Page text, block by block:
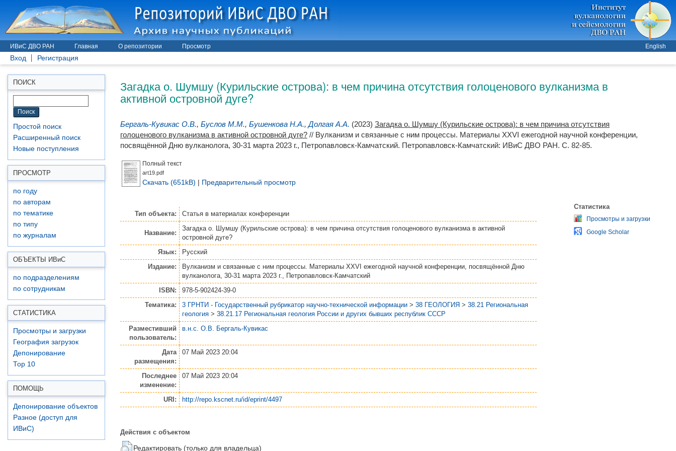
ИВиС ДВО РАН Главная О репозитории Просмотр English
Вход Регистрация
ПОИСК
Простой поиск
Расширенный поиск
Новые поступления
ПРОСМОТР
по году
по авторам
по тематике
по типу
по журналам
ОБЪЕКТЫ ИВиС
по подразделениям
по сотрудникам
СТАТИСТИКА
Просмотры и загрузки
География загрузок
Депонирование
Top 10
ПОМОЩЬ
Депонирование объектов
Разное (доступ для
ИВиС)
Загадка о. Шумшу (Курильские острова): в чем причина отсутствия голоценового вулканизма в
активной островной дуге?
Бергаль-Кувикас О.В., Буслов М.М., Бушенкова Н.А.,Долгая А.А. (2023) Загадка о. Шумшу (Курильские острова): в чем причина отсутствия
голоценового вулканизма в активной островной дуге? // Вулканизм и связанные с ним процессы. Материалы XXVI ежегодной научной конференции,
посвящённой Дню вулканолога, 30-31 марта 2023 г., Петропавловск-Камчатский. Петропавловск-Камчатский: ИВиС ДВО РАН. С. 82-85.
Полный текст
art19.pdf
Скачать (651kB) | Предварительный просмотр
Тип объекта: Статья в материалах конференции
Название:
Загадка о. Шумшу (Курильские острова): в чем причина отсутствия голоценового вулканизма в активной
островной дуге?
Язык:
Русский
Издание:
Вулканизм и связанные с ним процессы. Материалы XXVI ежегодной научной конференции, посвящённой Дню
вулканолога, 30-31 марта 2023 г., Петропавловск-Камчатский
ISBN:
978-5-902424-39-0
Тематика:
3 ГРНТИ - Государственный рубрикатор научно-технической информации > 38 ГЕОЛОГИЯ > 38.21 Региональная
геология > 38.21.17 Региональная геология России и других бывших республик СССР
Разместивший
пользователь:
в.н.с. О.В. Бергаль-Кувикас
Дата
размещения:
07 Май 2023 20:04
Последнее
изменение:
07 Май 2023 20:04
URI: http://repo.kscnet.ru/id/eprint/4497
Действия с объектом
Редактировать (только для владельца)
Статистика
Просмотры и загрузки
Google Scholar